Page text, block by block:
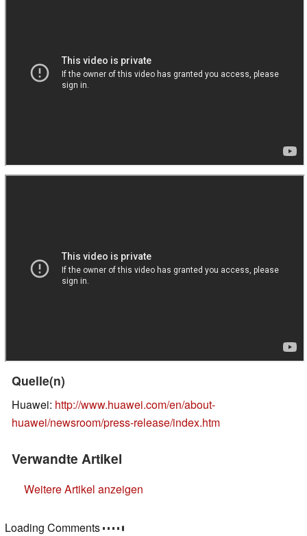
Quelle(n)
Huawei: http://www.huawei.com/en/about-
huawei/newsroom/press-release/index.htm
Verwandte Artikel
Weitere Artikel anzeigen
Loading Comments